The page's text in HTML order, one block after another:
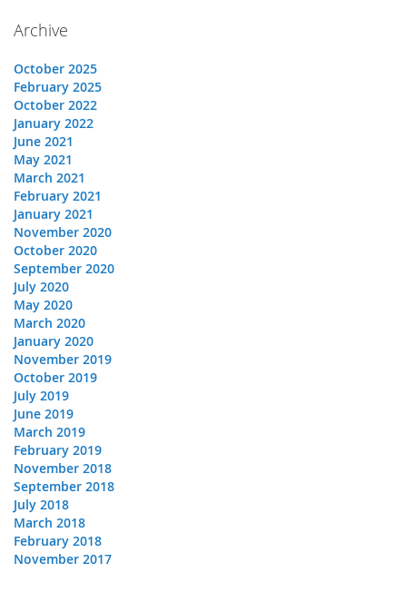
Archive
October 2025
February 2025
October 2022
January 2022
June 2021
May 2021
March 2021
February 2021
January 2021
November 2020
October 2020
September 2020
July 2020
May 2020
March 2020
January 2020
November 2019
October 2019
July 2019
June 2019
March 2019
February 2019
November 2018
September 2018
July 2018
March 2018
February 2018
November 2017